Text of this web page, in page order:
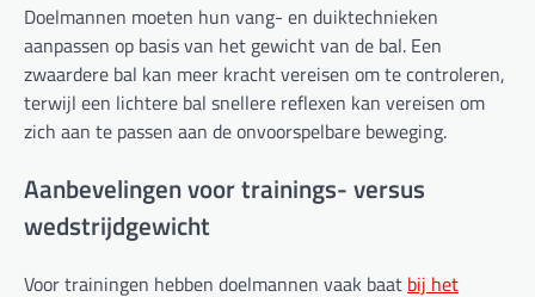
Doelmannen moeten hun vang- en duiktechnieken
aanpassen op basis van het gewicht van de bal. Een
zwaardere bal kan meer kracht vereisen om te controleren,
terwijl een lichtere bal snellere reflexen kan vereisen om
zich aan te passen aan de onvoorspelbare beweging.
Aanbevelingen voor trainings- versus
wedstrijdgewicht
Voor trainingen hebben doelmannen vaak baat bij het